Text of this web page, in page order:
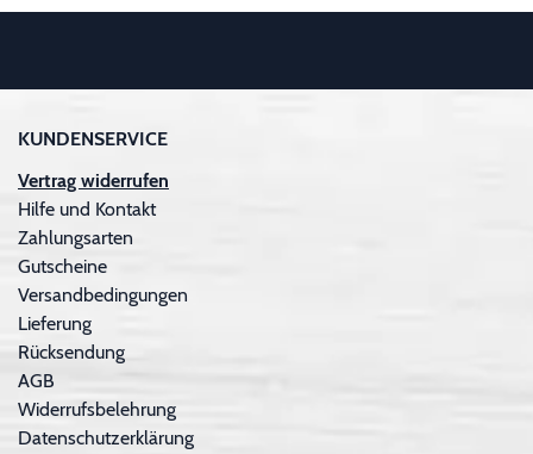
KUNDENSERVICE
Vertrag widerrufen
Hilfe und Kontakt
Zahlungsarten
Gutscheine
Versandbedingungen
Lieferung
Rücksendung
AGB
Widerrufsbelehrung
Datenschutzerklärung